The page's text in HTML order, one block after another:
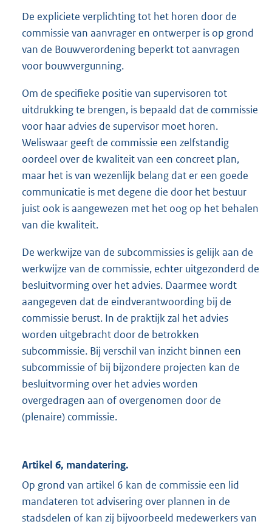
De expliciete verplichting tot het horen door de
commissie van aanvrager en ontwerper is op grond
van de Bouwverordening beperkt tot aanvragen
voor bouwvergunning.
Om de specifieke positie van supervisoren tot
uitdrukking te brengen, is bepaald dat de commissie
voor haar advies de supervisor moet horen.
Weliswaar geeft de commissie een zelfstandig
oordeel over de kwaliteit van een concreet plan,
maar het is van wezenlijk belang dat er een goede
communicatie is met degene die door het bestuur
juist ook is aangewezen met het oog op het behalen
van die kwaliteit.
De werkwijze van de subcommissies is gelijk aan de
werkwijze van de commissie, echter uitgezonderd de
besluitvorming over het advies. Daarmee wordt
aangegeven dat de eindverantwoording bij de
commissie berust. In de praktijk zal het advies
worden uitgebracht door de betrokken
subcommissie. Bij verschil van inzicht binnen een
subcommissie of bij bijzondere projecten kan de
besluitvorming over het advies worden
overgedragen aan of overgenomen door de
(plenaire) commissie.
Artikel 6, mandatering.
Op grond van artikel 6 kan de commissie een lid
mandateren tot advisering over plannen in de
stadsdelen of kan zij bijvoorbeeld medewerkers van